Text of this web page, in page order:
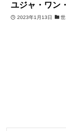
ユジャ・ワン
2023年1月13日